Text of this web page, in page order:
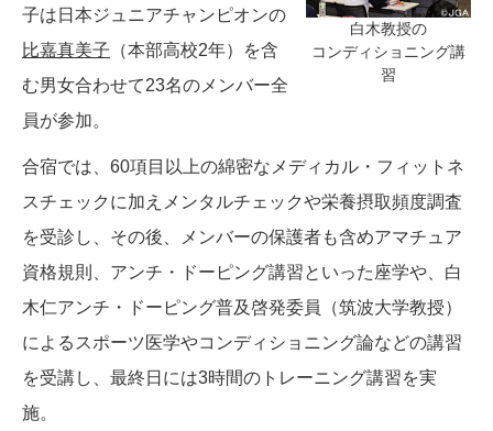
白木教授の
コンディショニング講
習
子は日本ジュニアチャンピオンの
比嘉真美子 （本部高校2年）を含
む男女合わせて23名のメンバー全
員が参加。
合宿では、60項目以上の綿密なメディカル・フィットネ
スチェックに加えメンタルチェックや栄養摂取頻度調査
を受診し、その後、メンバーの保護者も含めアマチュア
資格規則、アンチ・ドーピング講習といった座学や、白
木仁アンチ・ドーピング普及啓発委員（筑波大学教授）
によるスポーツ医学やコンディショニング論などの講習
を受講し、最終日には3時間のトレーニング講習を実
施。